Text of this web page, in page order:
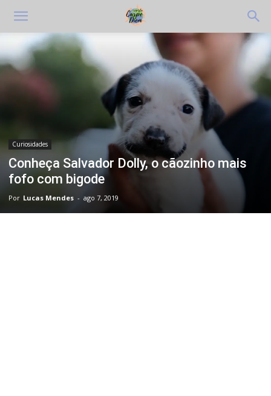
Curiosidades
Conheça Salvador Dolly, o cãozinho mais
fofo com bigode
Por Lucas Mendes - ago 7, 2019